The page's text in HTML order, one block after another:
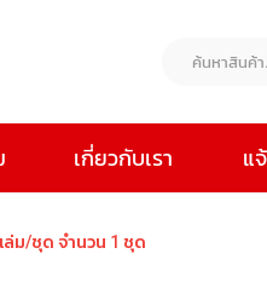
เกี่ยวกับเรา แ
ล่ม/ชุด จำนวน 1 ชุด